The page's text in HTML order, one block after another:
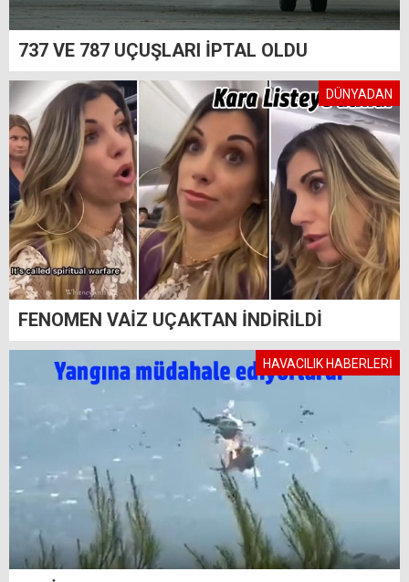
737 VE 787 UÇUŞLARI İPTAL OLDU
DÜNYADAN
FENOMEN VAİZ UÇAKTAN İNDİRİLDİ
HAVACILIK HABERLERİ